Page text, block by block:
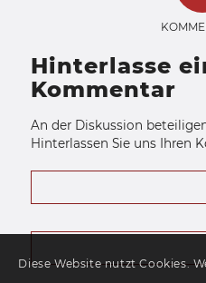
Hinterlasse
Kommentar
An der Diskussion
Hinterlassen Sie uns Ihren
Diese Website nutzt Cookies.